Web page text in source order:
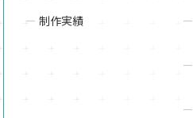
制作実績